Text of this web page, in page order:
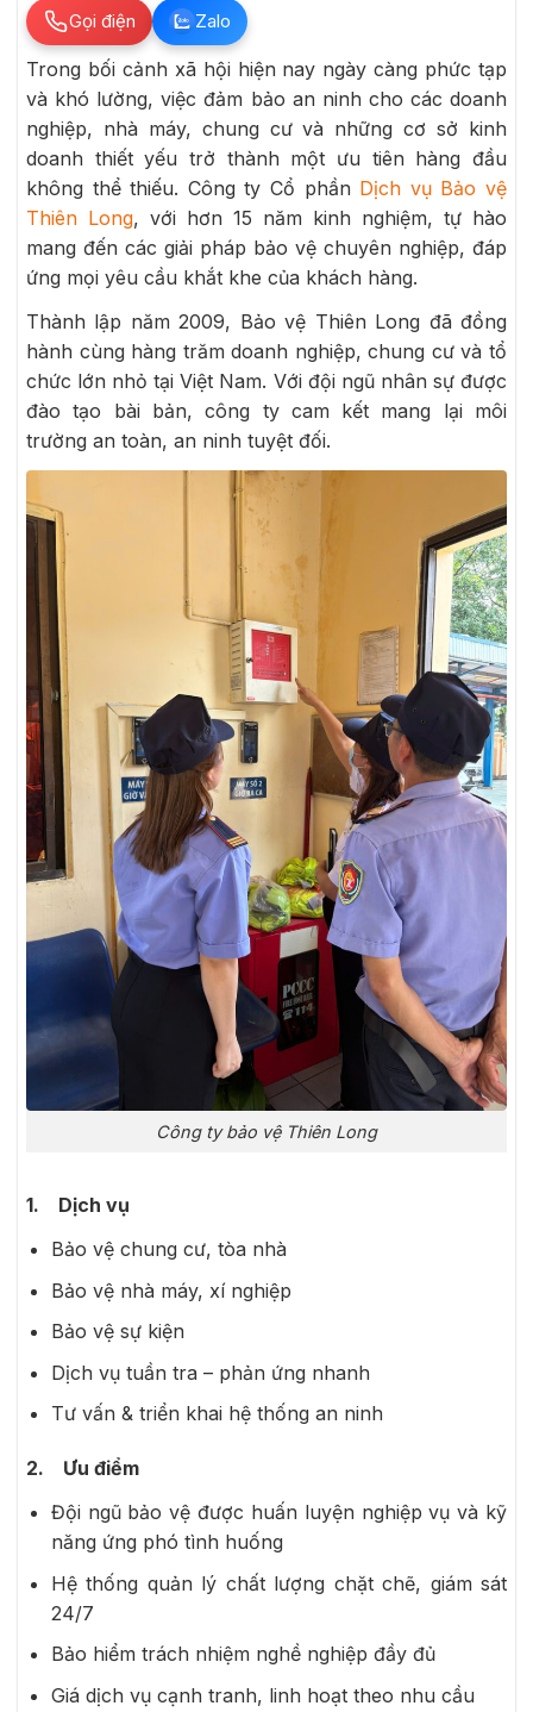
Gọi điện Zalo
Trong bối cảnh xã hội hiện nay ngày càng phức tạp
và khó lường, việc đảm bảo an ninh cho các doanh
nghiệp, nhà máy, chung cư và những cơ sở kinh
doanh thiết yếu trở thành một ưu tiên hàng đầu
không thể thiếu. Công ty Cổ phần Dịch vụ Bảo vệ
Thiên Long, với hơn 15 năm kinh nghiệm, tự hào
mang đến các giải pháp bảo vệ chuyên nghiệp, đáp
ứng mọi yêu cầu khắt khe của khách hàng.
Thành lập năm 2009, Bảo vệ Thiên Long đã đồng
hành cùng hàng trăm doanh nghiệp, chung cư và tổ
chức lớn nhỏ tại Việt Nam. Với đội ngũ nhân sự được
đào tạo bài bản, công ty cam kết mang lại môi
trường an toàn, an ninh tuyệt đối.
Công ty bảo vệ Thiên Long
1. Dịch vụ
Bảo vệ chung cư, tòa nhà
Bảo vệ nhà máy, xí nghiệp
Bảo vệ sự kiện
Dịch vụ tuần tra – phản ứng nhanh
Tư vấn & triển khai hệ thống an ninh
2. Ưu điểm
Đội ngũ bảo vệ được huấn luyện nghiệp vụ và kỹ
năng ứng phó tình huống
Hệ thống quản lý chất lượng chặt chẽ, giám sát
24/7
Bảo hiểm trách nhiệm nghề nghiệp đầy đủ
Giá dịch vụ cạnh tranh, linh hoạt theo nhu cầu